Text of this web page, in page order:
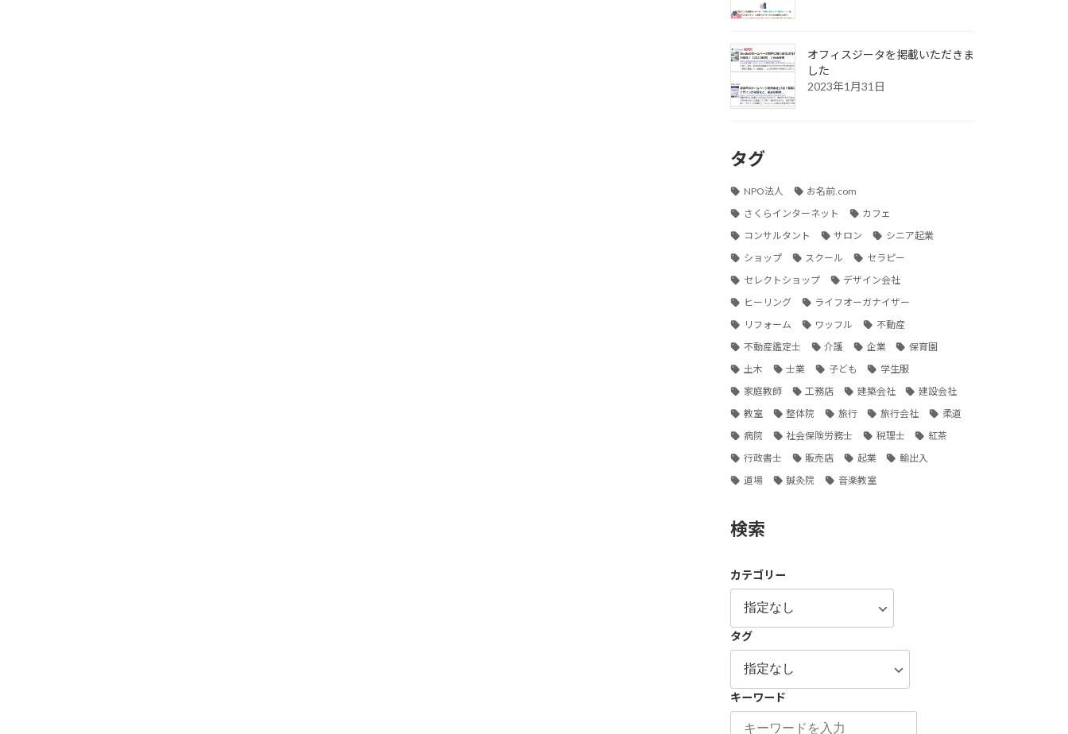
オフィスジータを掲載いただきま
した
2023年1月31日
タグ
NPO法人
お名前.com
さくらインターネット
カフェ
コンサルタント
サロン
シニア起業
ショップ
スクール
セラピー
セレクトショップ
デザイン会社
ヒーリング
ライフオーガナイザー
リフォーム
ワッフル
不動産
不動産鑑定士
介護 企業
保育園
土木
士業 子ども
学生服
家庭教師
工務店 建築会社
建設会社
教室
整体院 旅行 旅行会社
柔道
病院
社会保険労務士 税理士
紅茶
行政書士
販売店 起業
輸出入
道場
鍼灸院 音楽教室
検索
カテゴリー
タグ
キーワード